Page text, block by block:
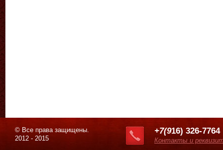
© Все права защищены.
2012 - 2015
+7(916) 326-7764
Контакты и